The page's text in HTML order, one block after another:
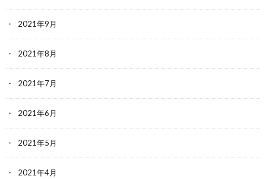
2021年9月
2021年8月
2021年7月
2021年6月
2021年5月
2021年4月